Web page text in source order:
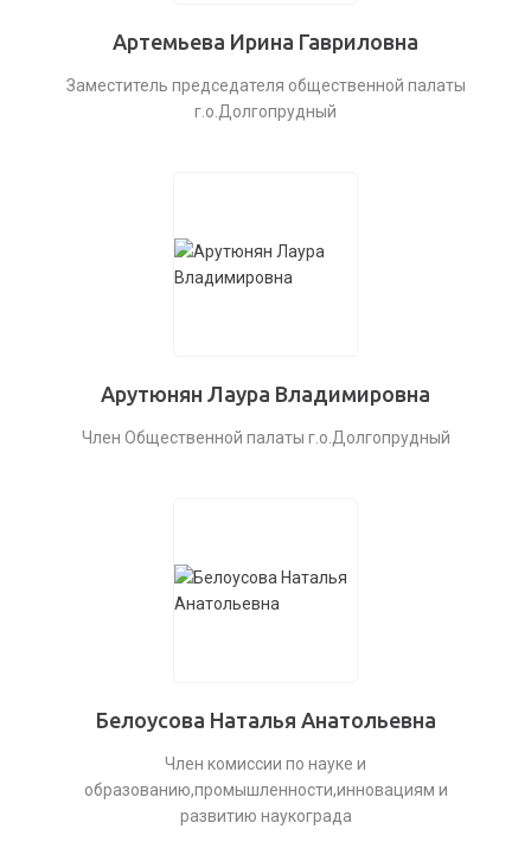
Артемьева Ирина Гавриловна
Заместитель председателя общественной палаты
г.о.Долгопрудный
Арутюнян Лаура Владимировна
Член Общественной палаты г.о.Долгопрудный
Белоусова Наталья Анатольевна
Член комиссии по науке и
образованию,промышленности,инновациям и
развитию наукограда